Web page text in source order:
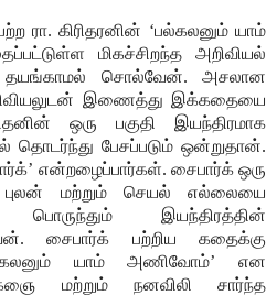
ரா. கிரிதரனின் ‘பல்கலனும் யாம்
மிகச்சிறந்த அறிவியல்
தயங்காமல் சொல்வேன். அசலான
இணைத்து இக்கதையை
ஒரு பகுதி இயந்திரமாக
தொடர்ந்து பேசப்படும் ஒன்றுதான்.
என்றழைப்பார்கள். சைபார்க் ஒரு
புலன் மற்றும் செயல் எல்லையை
இயந்திரத்தின்
சைபார்க் பற்றிய கதைக்கு
‘பலகலனும் யாம் அணிவோம்’ என
மற்றும் நனவிலி சார்ந்த